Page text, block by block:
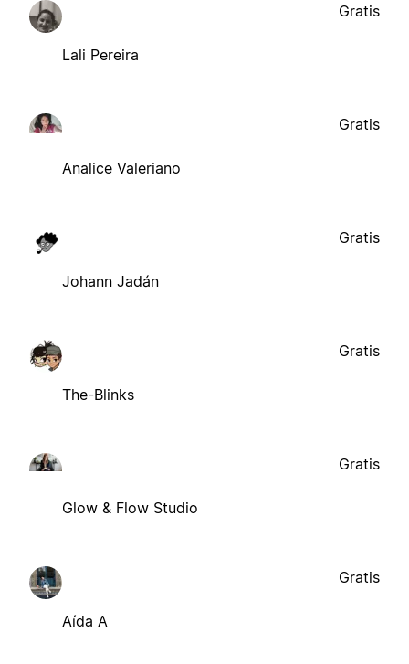
Lali Pereira
Gratis
Analice Valeriano
Gratis
Johann Jadán
Gratis
The-Blinks
Gratis
Glow & Flow Studio
Gratis
Aída A
Gratis